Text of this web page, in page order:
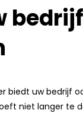
bedrijf
biedt uw bedrijf
niet langer te